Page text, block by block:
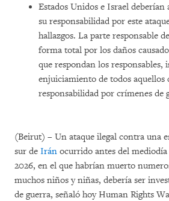
Estados Unidos e Israel
su responsabilidad por este
hallazgos. La parte responsable
forma total por los daños
que respondan los responsables,
enjuiciamiento de todos aquellos
responsabilidad por crímenes de
(Beirut) – Un ataque ilegal contra una
sur de Irán ocurrido antes del
2026, en el que habrían muerto
muchos niños y niñas, debería ser
de guerra, señaló hoy Human Rights